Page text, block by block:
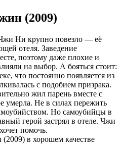
(2009)
Ни крупно повезло — её
отеля. Заведение
поэтому даже плохие и
на выбор. А бояться стоит:
что постоянно появляется из
с подобием призрака.
жил парень вместе с
умерла. Не в силах пережить
Но самоубийцы в
герой застрял в отеле. Чжи
помочь.
в хорошем качестве